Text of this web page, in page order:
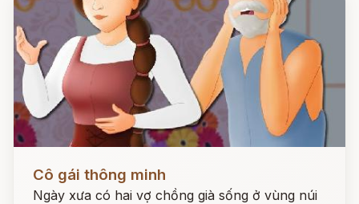
Cô gái thông minh
Ngày xưa có hai vợ chồng già sống ở vùng núi